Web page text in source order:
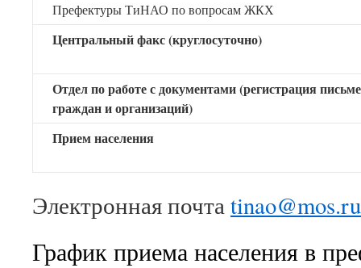
Префектуры ТиНАО по вопросам ЖКХ
Центральный факс (круглосуточно)
Отдел по работе с документами (регистрация
граждан и организаций)
Прием населения
Электронная почтаtinao@mos.ru
График приема населения в